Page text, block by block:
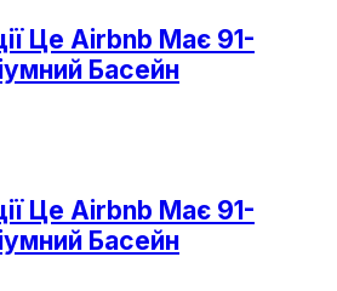
Це Airbnb Має 91-
Басейн
Це Airbnb Має 91-
Басейн